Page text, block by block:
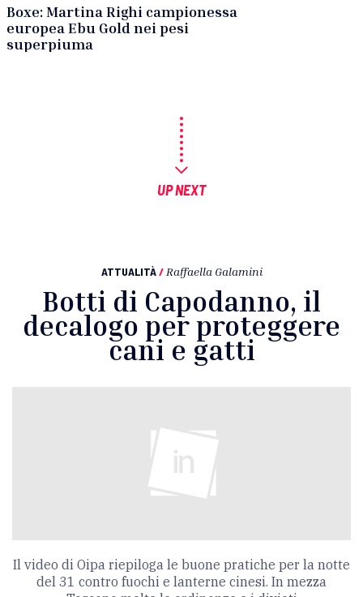
Boxe: Martina Righi campionessa
europea Ebu Gold nei pesi
superpiuma
UP NEXT
ATTUALITÀ / Raffaella Galamini
Botti di Capodanno, il
decalogo per proteggere
cani e gatti
Il video di Oipa riepiloga le buone pratiche per la notte
del 31 contro fuochi e lanterne cinesi. In mezza